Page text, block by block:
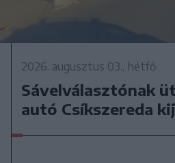
2026. augusztus 03., hétfő
Sávelválasztónak
autó Csíkszereda